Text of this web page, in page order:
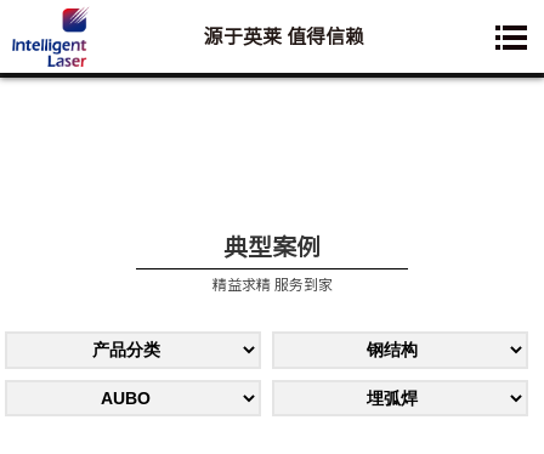
您想要了解的业务是:
源于英莱 值得信赖
典型案例
精益求精 服务到家